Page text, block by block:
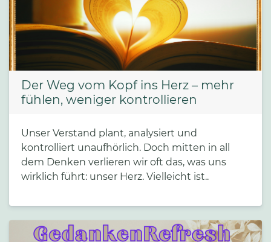
Der Weg vom Kopf ins Herz – mehr
fühlen, weniger kontrollieren
Unser Verstand plant, analysiert und
kontrolliert unaufhörlich. Doch mitten in all
dem Denken verlieren wir oft das, was uns
wirklich führt: unser Herz. Vielleicht ist..